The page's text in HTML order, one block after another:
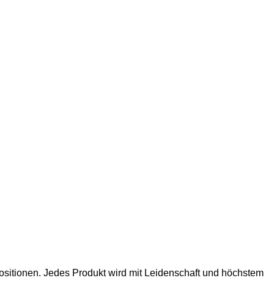
Jedes Produkt wird mit Leidenschaft und höchstem